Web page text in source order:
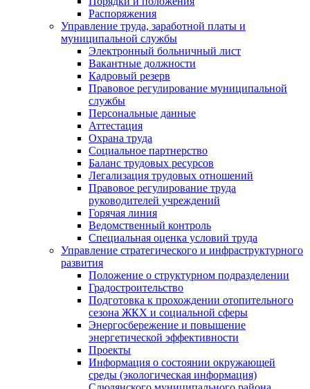
Распоряжения
Управление труда, заработной платы и
муниципальной службы
Электронный больничный лист
Вакантные должности
Кадровый резерв
Правовое регулирование муниципальной
службы
Персональные данные
Аттестация
Охрана труда
Социальное партнерство
Баланс трудовых ресурсов
Легализация трудовых отношений
Правовое регулирование труда
руководителей учреждений
Горячая линия
Ведомственный контроль
Специальная оценка условий труда
Управление стратегического и инфраструктурного
развития
Положение о структурном подразделении
Градостроительство
Подготовка к прохождении отопительного
сезона ЖКХ и социальной сферы
Энергосбережение и повышение
энергетической эффективности
Проекты
Информация о состоянии окружающей
среды (экологическая информация)